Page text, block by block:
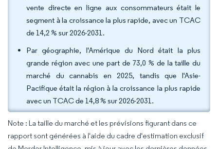
vente directe en ligne aux consommateurs était le
segment à la croissance la plus rapide, avec un TCAC
de 14,2 % sur 2026-2031.
Par géographie, l'Amérique du Nord était la plus
grande région avec une part de 73,0 % de la taille du
marché du cannabis en 2025, tandis que l'Asie-
Pacifique était la région à la croissance la plus rapide
avec un TCAC de 14,8 % sur 2026-2031.
Note : La taille du marché et les prévisions figurant dans ce
rapport sont générées à l'aide du cadre d'estimation exclusif